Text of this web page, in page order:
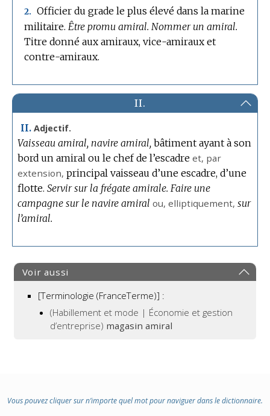
2. Officier du grade le plus élevé dans la marine
militaire. Être promu amiral. Nommer un amiral.
Titre donné aux amiraux, vice-amiraux et
contre-amiraux.
II.
II. Adjectif.
Vaisseau amiral, navire amiral, bâtiment ayant à son
bord un amiral ou le chef de l’escadreet, par
extension, principal vaisseau d’une escadre, d’une
flotte. Servir sur la frégate amirale. Faire une
campagne sur le navire amiral ou,elliptiquement, sur
l’amiral.
Voir aussi
[Terminologie (FranceTerme)] :
(Habillement et mode | Économie et gestion
d’entreprise) magasin amiral
Vous pouvez cliquer sur n’importe quel mot pour naviguer dans le dictionnaire.